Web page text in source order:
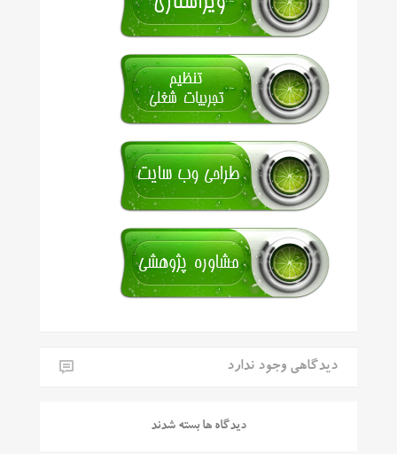
دیدگاهی وجود ندارد
دیدگاه ها بسته شدند